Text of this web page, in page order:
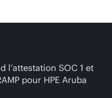
SOC 1 et
pour HPE Aruba